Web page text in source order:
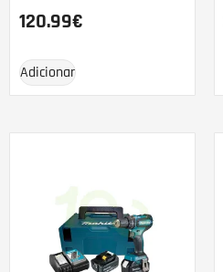
120.99€
Adicionar